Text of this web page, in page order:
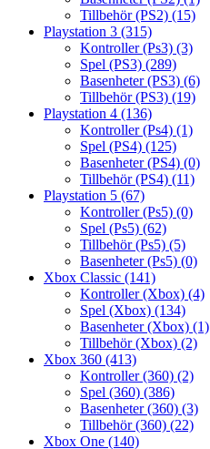
Tillbehör (PS2) (15)
Playstation 3 (315)
Kontroller (Ps3) (3)
Spel (PS3) (289)
Basenheter (PS3) (6)
Tillbehör (PS3) (19)
Playstation 4 (136)
Kontroller (Ps4) (1)
Spel (PS4) (125)
Basenheter (PS4) (0)
Tillbehör (PS4) (11)
Playstation 5 (67)
Kontroller (Ps5) (0)
Spel (Ps5) (62)
Tillbehör (Ps5) (5)
Basenheter (Ps5) (0)
Xbox Classic (141)
Kontroller (Xbox) (4)
Spel (Xbox) (134)
Basenheter (Xbox) (1)
Tillbehör (Xbox) (2)
Xbox 360 (413)
Kontroller (360) (2)
Spel (360) (386)
Basenheter (360) (3)
Tillbehör (360) (22)
Xbox One (140)